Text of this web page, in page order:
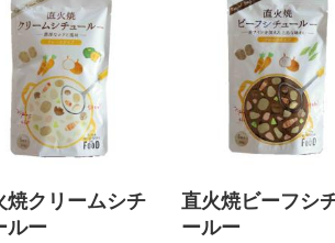
焼クリームシチ
ルー
直火焼ビーフシ
ールー